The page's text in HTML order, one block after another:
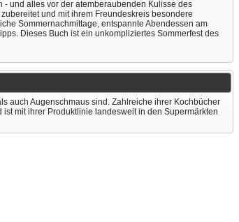
- und alles vor der atemberaubenden Kulisse des
und mit ihrem Freundeskreis besondere
Sommernachmittage, entspannte Abendessen am
Dieses Buch ist ein unkompliziertes Sommerfest des
auch Augenschmaus sind. Zahlreiche ihrer Kochbücher
mit ihrer Produktlinie landesweit in den Supermärkten